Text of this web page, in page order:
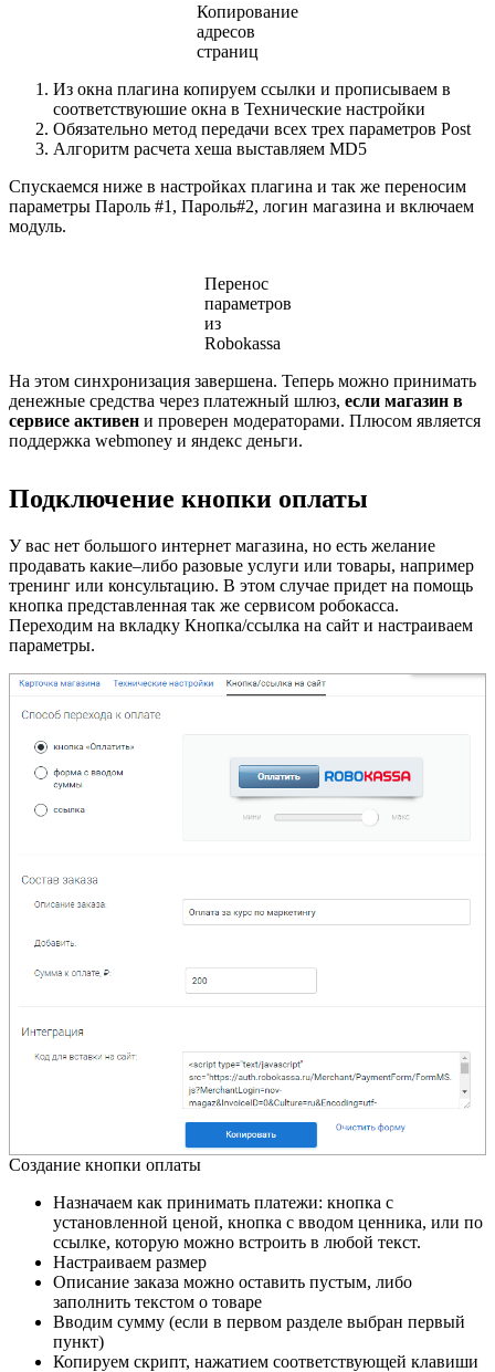
Копирование
адресов
страниц
Из окна плагина копируем ссылки и прописываем в
соответствуюшие окна в Технические настройки
Обязательно метод передачи всех трех параметров Post
Алгоритм расчета хеша выставляем MD5
Спускаемся ниже в настройках плагина и так же переносим
параметры Пароль #1, Пароль#2, логин магазина и включаем
модуль.
Перенос
параметров
из
Robokassa
На этом синхронизация завершена. Теперь можно принимать
денежные средства через платежный шлюз, если магазин в
сервисе активен и проверен модераторами. Плюсом является
поддержка webmoney и яндекс деньги.
Подключение кнопки оплаты
У вас нет большого интернет магазина, но есть желание
продавать какие–либо разовые услуги или товары, например
тренинг или консультацию. В этом случае придет на помощь
кнопка представленная так же сервисом робокасса.
Переходим на вкладку Кнопка/ссылка на сайт и настраиваем
параметры.
Создание кнопки оплаты
Назначаем как принимать платежи: кнопка с
установленной ценой, кнопка с вводом ценника, или по
ссылке, которую можно встроить в любой текст.
Настраиваем размер
Описание заказа можно оставить пустым, либо
заполнить текстом о товаре
Вводим сумму (если в первом разделе выбран первый
пункт)
Копируем скрипт, нажатием соответствующей клавиши